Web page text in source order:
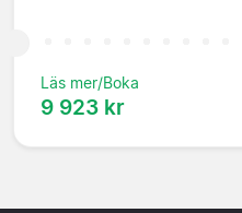
Läs mer/Boka
9 923 kr